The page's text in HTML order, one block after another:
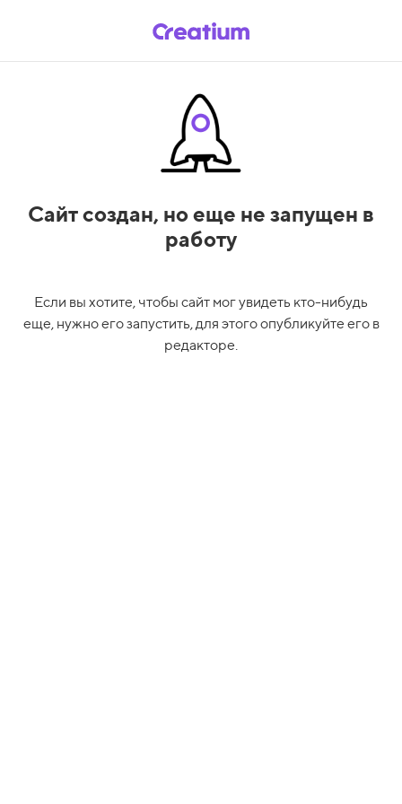
Сайт создан, но еще не запущен в
работу
Если вы хотите, чтобы сайт мог увидеть кто-нибудь
еще, нужно его запустить, для этого опубликуйте его в
редакторе.